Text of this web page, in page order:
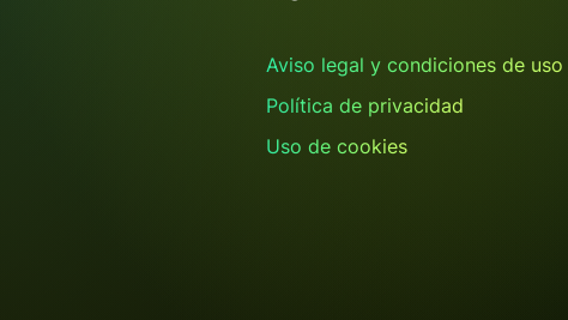
Aviso legal y condiciones de uso
Política de privacidad
Uso de cookies